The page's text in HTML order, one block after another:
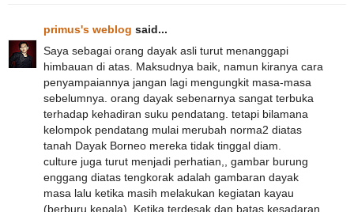
primus's weblog said...
Saya sebagai orang dayak asli turut menanggapi
himbauan di atas. Maksudnya baik, namun kiranya cara
penyampaiannya jangan lagi mengungkit masa-masa
sebelumnya. orang dayak sebenarnya sangat terbuka
terhadap kehadiran suku pendatang. tetapi bilamana
kelompok pendatang mulai merubah norma2 diatas
tanah Dayak Borneo mereka tidak tinggal diam.
culture juga turut menjadi perhatian,, gambar burung
enggang diatas tengkorak adalah gambaran dayak
masa lalu ketika masih melakukan kegiatan kayau
(berburu kepala). Ketika terdesak dan batas kesadaran